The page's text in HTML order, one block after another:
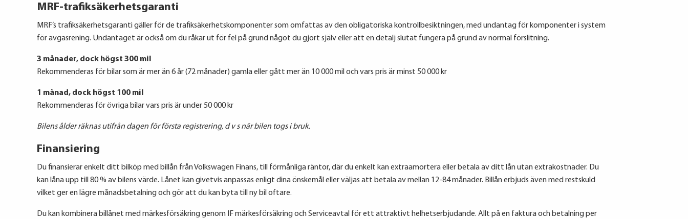
MRF-trafiksäkerhetsgaranti
MRF’s trafiksäkerhetsgaranti gäller för de trafiksäkerhetskomponenter som omfattas av den obligatoriska kontrollbesiktningen, med undantag för komponenter i system
för avgasrening. Undantaget är också om du råkar ut för fel på grund något du gjort själv eller att en detalj slutat fungera på grund av normal förslitning.
3 månader, dock högst 300 mil
Rekommenderas för bilar som är mer än 6 år (72 månader) gamla eller gått mer än 10 000 mil och vars pris är minst 50 000 kr
1 månad, dock högst 100 mil
Rekommenderas för övriga bilar vars pris är under 50 000 kr
Bilens ålder räknas utifrån dagen för första registrering, d v s när bilen togs i bruk.
Finansiering
Du finansierar enkelt ditt bilköp med billån från Volkswagen Finans, till förmånliga räntor, där du enkelt kan extraamortera eller betala av ditt lån utan extrakostnader. Du
kan låna upp till 80 % av bilens värde. Lånet kan givetvis anpassas enligt dina önskemål eller väljas att betala av mellan 12-84 månader. Billån erbjuds även med restskuld
vilket ger en lägre månadsbetalning och gör att du kan byta till ny bil oftare.
Du kan kombinera billånet med märkesförsäkring genom IF märkesförsäkring och Serviceavtal för ett attraktivt helhetserbjudande. Allt på en faktura och betalning per